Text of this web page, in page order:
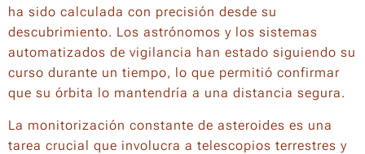
ha sido calculada con precisión desde su
descubrimiento. Los astrónomos y los sistemas
automatizados de vigilancia han estado siguiendo su
curso durante un tiempo, lo que permitió confirmar
que su órbita lo mantendría a una distancia segura.
La monitorización constante de asteroides es una
tarea crucial que involucra a telescopios terrestres y